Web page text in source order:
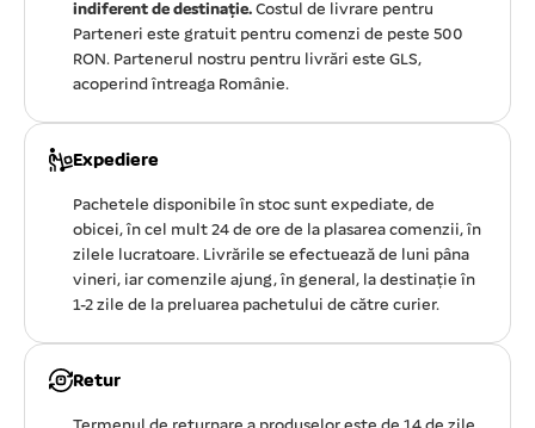
indiferent de destinație. Costul de livrare pentru
Parteneri este gratuit pentru comenzi de peste 500
RON. Partenerul nostru pentru livrări este GLS,
acoperind întreaga Românie.
Expediere
Pachetele disponibile în stoc sunt expediate, de
obicei, în cel mult 24 de ore de la plasarea comenzii, în
zilele lucratoare. Livrările se efectuează de luni pâna
vineri, iar comenzile ajung, în general, la destinație în
1-2 zile de la preluarea pachetului de către curier.
Retur